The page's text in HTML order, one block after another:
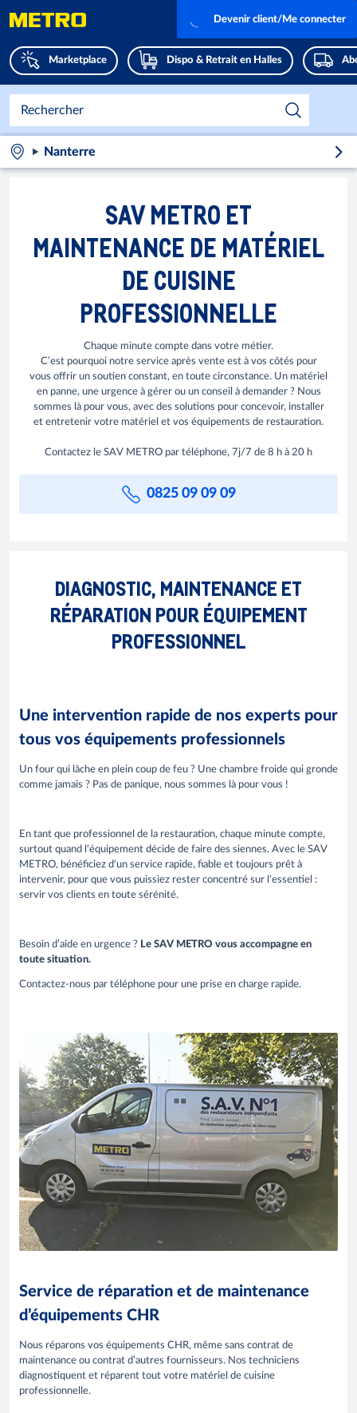
Marketplace Dispo & Retrait en Halles
Devenir client/Me connecter
Nanterre
SAV METRO ET
MAINTENANCE DE MATÉRIEL
DE CUISINE
PROFESSIONNELLE
Chaque minute compte dans votre métier.
C’est pourquoi notre service après vente est à vos côtés pour
vous offrir un soutien constant, en toute circonstance. Un matériel
en panne, une urgence à gérer ou un conseil à demander ? Nous
sommes là pour vous, avec des solutions pour concevoir, installer
et entretenir votre matériel et vos équipements de restauration.
Contactez le SAV METRO par téléphone, 7j/7 de 8 h à 20 h
0825 09 09 09
DIAGNOSTIC, MAINTENANCE ET
RÉPARATION POUR ÉQUIPEMENT
PROFESSIONNEL
Une intervention rapide de nos experts pour
tous vos équipements professionnels
Un four qui lâche en plein coup de feu ? Une chambre froide qui gronde
comme jamais ? Pas de panique, nous sommes là pour vous !
En tant que professionnel de la restauration, chaque minute compte,
surtout quand l'équipement décide de faire des siennes. Avec le SAV
METRO, bénéficiez d'un service rapide, fiable et toujours prêt à
intervenir, pour que vous puissiez rester concentré sur l’essentiel :
servir vos clients en toute sérénité.
Besoin d’aide en urgence ? Le SAV METRO vous accompagne en
toute situation.
Contactez-nous par téléphone pour une prise en charge rapide.
Service de réparation et de maintenance
d’équipements CHR
Nous réparons vos équipements CHR, même sans contrat de
maintenance ou contrat d’autres fournisseurs. Nos techniciens
diagnostiquent et réparent tout votre matériel de cuisine
professionnelle.